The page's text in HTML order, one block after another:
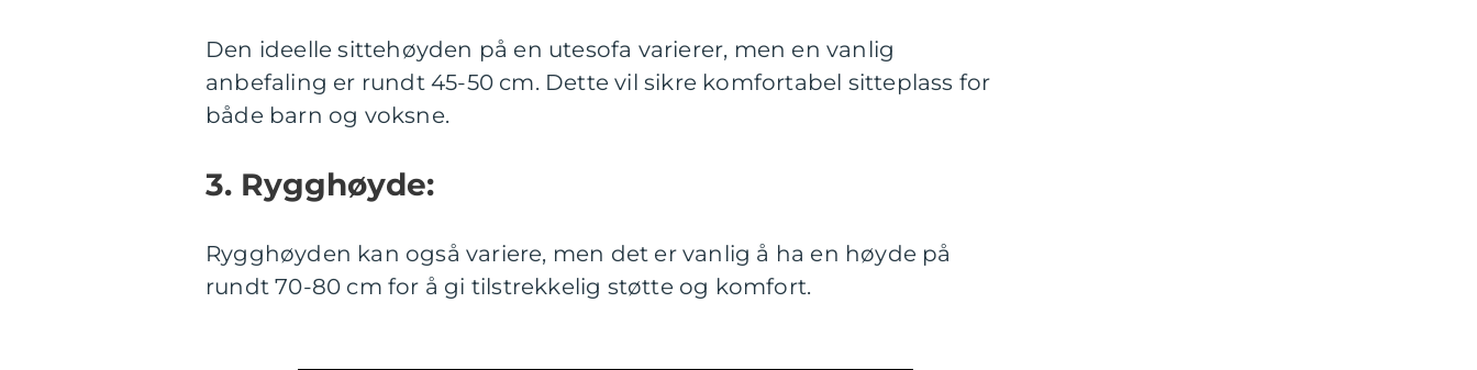
Den ideelle sittehøyden på en utesofa varierer, men en vanlig
anbefaling er rundt 45-50 cm. Dette vil sikre komfortabel sitteplass for
både barn og voksne.
3. Rygghøyde:
Rygghøyden kan også variere, men det er vanlig å ha en høyde på
rundt 70-80 cm for å gi tilstrekkelig støtte og komfort.